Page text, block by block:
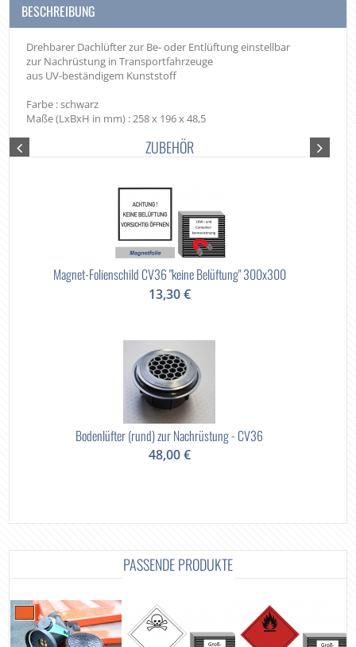
BESCHREIBUNG
Drehbarer Dachlüfter zur Be- oder Entlüftung einstellbar
zur Nachrüstung in Transportfahrzeuge
aus UV-beständigem Kunststoff
Farbe : schwarz
Maße (LxBxH in mm) : 258 x 196 x 48,5
ZUBEHÖR
Magnet-Folienschild CV36 "keine Belüftung" 300x300
13,30 €
Bodenlüfter (rund) zur Nachrüstung - CV36
48,00 €
PASSENDE PRODUKTE